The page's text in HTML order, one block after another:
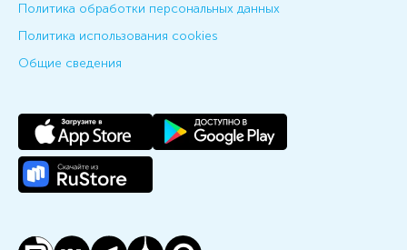
Политика обработки персональных данных
Политика использования cookies
Общие сведения